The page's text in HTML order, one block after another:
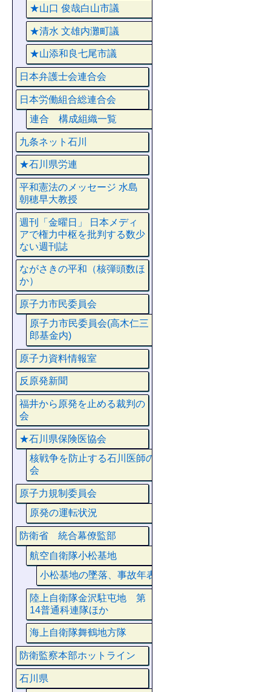
★山口 俊哉白山市議
★清水 文雄内灘町議
★山添和良七尾市議
日本弁護士会連合会
日本労働組合総連合会
連合 構成組織一覧
九条ネット石川
★石川県労連
平和憲法のメッセージ 水島
朝穂早大教授
週刊「金曜日」 日本メディ
アで権力中枢を批判する数少
ない週刊誌
ながさきの平和（核弾頭数ほ
か）
原子力市民委員会
原子力市民委員会(高木仁三
郎基金内)
原子力資料情報室
反原発新聞
福井から原発を止める裁判の
会
★石川県保険医協会
核戦争を防止する石川医師の
会
原子力規制委員会
原発の運転状況
防衛省 統合幕僚監部
航空自衛隊小松基地
小松基地の墜落、事故年表
陸上自衛隊金沢駐屯地 第
14普通科連隊ほか
海上自衛隊舞鶴地方隊
防衛監察本部ホットライン
石川県